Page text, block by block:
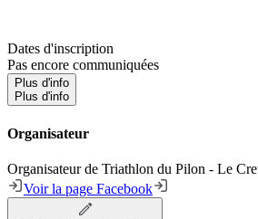
Dates d'inscription
Pas encore communiquées
Plus d'info
Plus d'info
Organisateur
Organisateur de Triathlon du Pilon - Le
Voir la page Facebook